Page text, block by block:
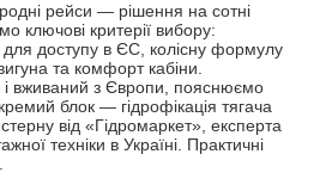
рейси — рішення на сотні
ключові критерії вибору:
для доступу в ЄС, колісну формулу
та комфорт кабіни.
і вживаний з Європи, пояснюємо
блок — гідрофікація тягача
від «Гідромаркет», експерта
техніки в Україні. Практичні